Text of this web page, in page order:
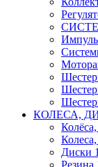
КОЛЕСА,
Диски